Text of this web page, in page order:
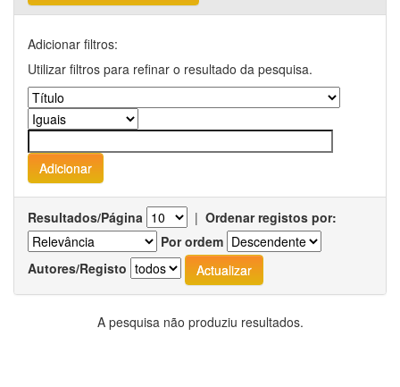
Adicionar filtros:
Utilizar filtros para refinar o resultado da pesquisa.
Resultados/Página | Ordenar registos por:
Por ordem
Autores/Registo
A pesquisa não produziu resultados.